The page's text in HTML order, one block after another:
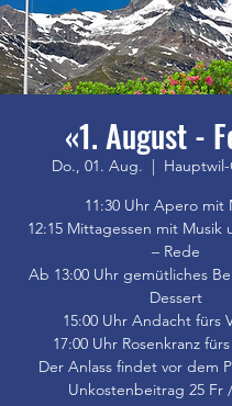
«1. August -
Do., 01. Aug.
  |
11:30 Uhr Apero mit
12:15 Mittagessen mit Musik
– Rede
Ab 13:00 Uhr gemütliches
Dessert
15:00 Uhr Andacht fürs
17:00 Uhr Rosenkranz
Der Anlass findet vor dem
Unkostenbeitrag 25 Fr